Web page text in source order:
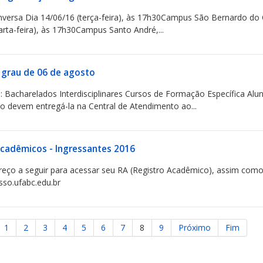
Dia 14/06/16 (terça-feira), às 17h30Campus São Bernardo
feira), às 17h30Campus Santo André,...
de 06 de agosto
Bacharelados Interdisciplinares Cursos de Formação Específica
devem entregá-la na Central de Atendimento ao...
- Ingressantes 2016
a seguir para acessar seu RA (Registro Acadêmico), assim
1 2 3 4 5 6 7 8 9 Próximo Fim